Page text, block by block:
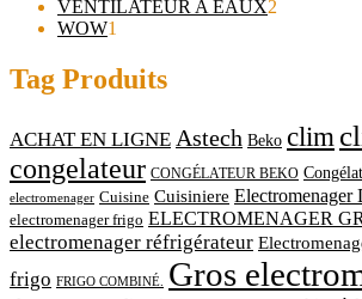
produits
VENTILATEUR A EAUX2
WOW1
Tag Produits
ACHAT EN LIGNE Astech Beko clim
congelateur CONGÉLATEUR BEKO
electromenager Cuisine Cuisiniere
electromenager frigo ELECTROMENAGER
electromenager réfrigérateur
frigo FRIGO COMBINÉ. Gros